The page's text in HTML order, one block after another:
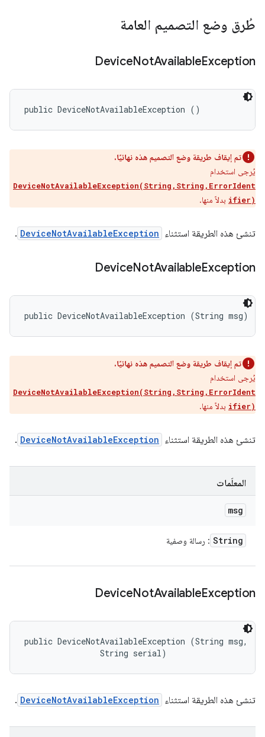
طُرق وضع التصميم العامة
DeviceNotAvailableException
public DeviceNotAvailableException ()
تم إيقاف طريقة وضع التصميم هذه نهائيًا.
يُرجى استخدام
DeviceNotAvailableException(String,String,ErrorIdent
ifier) بدلاً منها.
تنشئ هذه الطريقة استثناء DeviceNotAvailableException
.
DeviceNotAvailableException
public DeviceNotAvailableException (String msg)
تم إيقاف طريقة وضع التصميم هذه نهائيًا.
يُرجى استخدام
DeviceNotAvailableException(String,String,ErrorIdent
ifier) بدلاً منها.
تنشئ هذه الطريقة استثناء DeviceNotAvailableException
.
المعلَمات
msg
String : رسالة وصفية
DeviceNotAvailableException
public DeviceNotAvailableException (String msg,
                String serial)
تنشئ هذه الطريقة استثناء DeviceNotAvailableException
.